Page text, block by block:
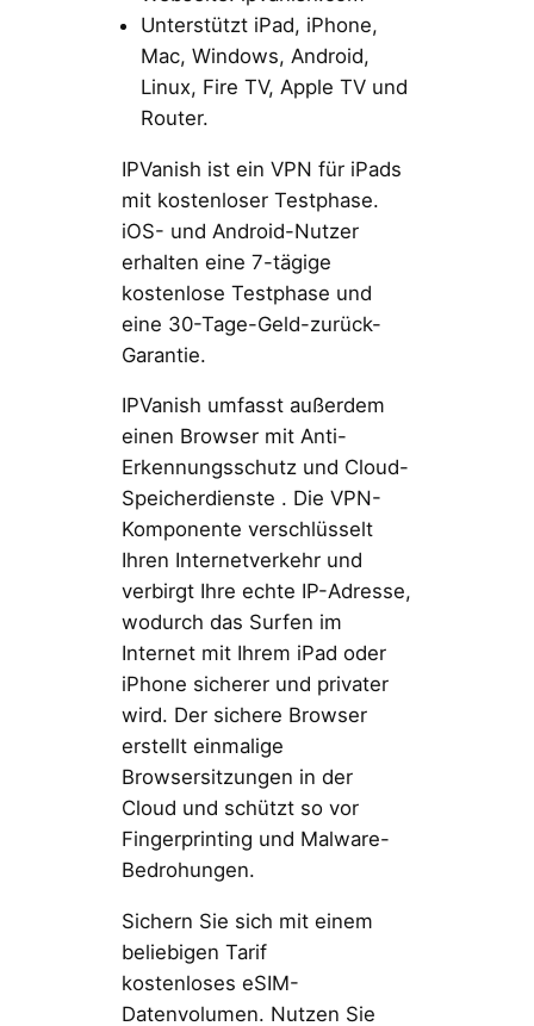
Unterstützt iPad, iPhone,
Mac, Windows, Android,
Linux, Fire TV, Apple TV und
Router.
IPVanish ist ein VPN für iPads
mit kostenloser Testphase.
iOS- und Android-Nutzer
erhalten eine 7-tägige
kostenlose Testphase und
eine 30-Tage-Geld-zurück-
Garantie.
IPVanish umfasst außerdem
einen Browser mit Anti-
Erkennungsschutz und Cloud-
Speicherdienste . Die VPN-
Komponente verschlüsselt
Ihren Internetverkehr und
verbirgt Ihre echte IP-Adresse,
wodurch das Surfen im
Internet mit Ihrem iPad oder
iPhone sicherer und privater
wird. Der sichere Browser
erstellt einmalige
Browsersitzungen in der
Cloud und schützt so vor
Fingerprinting und Malware-
Bedrohungen.
Sichern Sie sich mit einem
beliebigen Tarif
kostenloses eSIM-
Datenvolumen. Nutzen Sie